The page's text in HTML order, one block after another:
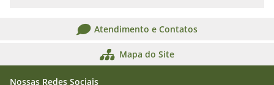
Atendimento e Contatos
Mapa do Site
Nossas Redes Sociais